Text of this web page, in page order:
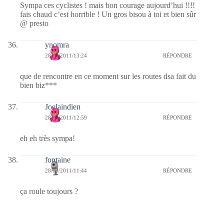
Sympa ces cyclistes ! mais bon courage aujourd’hui !!!!
fais chaud c’est horrible ! Un gros bisou à toi et bien sûr
@ presto
ynomra
28/06/2011/13:24 RÉPONDRE
que de rencontre en ce moment sur les routes dsa fait du
bien biz***
Joelaindien
28/06/2011/12:59 RÉPONDRE
eh eh très sympa!
fontaine
28/06/2011/11:44 RÉPONDRE
ça roule toujours ?